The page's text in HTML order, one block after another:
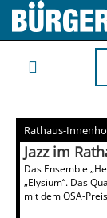
Rathaus-
Jazz im
Das Ensemble
„Elysium“. Das
mit dem OSA-